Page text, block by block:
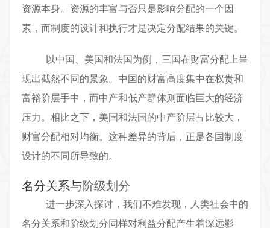
资源本身。资源的丰富与否只是影响分配的一个因
素，而制度的设计和执行才是决定分配结果的关键。
以中国、美国和法国为例，三国在财富分配上呈
现出截然不同的景象。中国的财富高度集中在权贵和
富裕阶层手中，而中产和低产群体则面临巨大的经济
压力。相比之下，美国和法国的中产阶层占比较大，
财富分配相对均衡。这种差异的背后，正是各国制度
设计的不同所导致的。
名分关系与阶级划分
进一步深入探讨，我们不难发现，人类社会中的
名分关系和阶级划分同样对利益分配产生着深远影